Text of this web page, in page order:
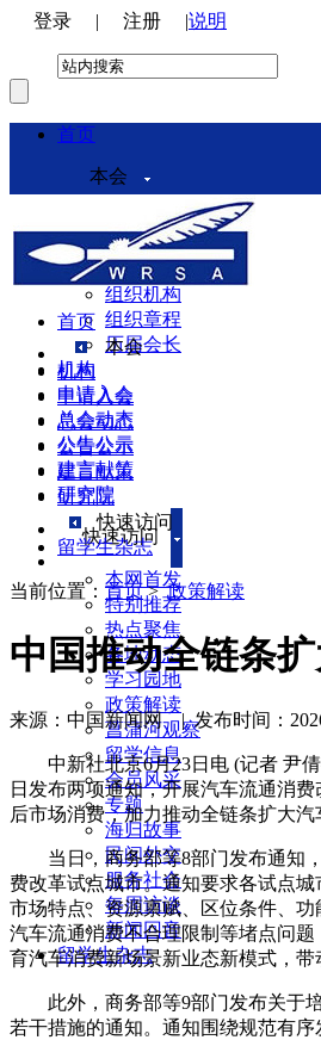
登录 | 注册 |说明
首页
本会
本会介绍
领导机构
理事会
组织机构
组织章程
历届会长
机构
申请入会
总会动态
公告公示
建言献策
研究院
快速访问
本网首发
特别推荐
热点聚焦
各地动态
学习园地
政策解读
菖蒲河观察
留学信息
会员风采
专题
海归故事
民间外交
服务社会
每周访谈
新闻回音
留学生杂志
首页
本会
机构
申请入会
总会动态
公告公示
建言献策
研究院
快速访问
留学生杂志
当前位置： 首页>政策解读
中国推动全链条
来源：中国新闻网 |发布时间：
中新社北京6月23日电 (记者 尹倩
日发布两项通知，开展汽车流通消
后市场消费，加力推动全链条扩大汽
当日，商务部等8部门发布通知，
费改革试点城市。通知要求各试点城
市场特点、资源禀赋、区位条件、
汽车流通消费不合理限制等堵点问
育汽车消费新场景新业态新模式，带
此外，商务部等9部门发布关于
若干措施的通知。通知围绕规范有